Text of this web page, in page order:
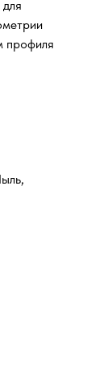
профиля